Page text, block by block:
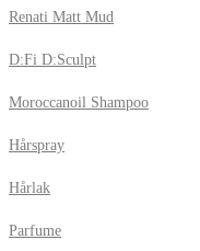
Renati Matt Mud
D:Fi D:Sculpt
Moroccanoil Shampoo
Hårspray
Hårlak
Parfume